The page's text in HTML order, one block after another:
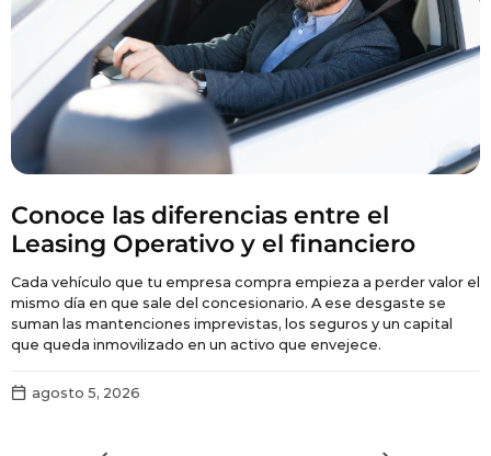
Conoce las diferencias entre el
Leasing Operativo y el financiero
Cada vehículo que tu empresa compra empieza a perder valor el
mismo día en que sale del concesionario. A ese desgaste se
suman las mantenciones imprevistas, los seguros y un capital
que queda inmovilizado en un activo que envejece.
agosto 5, 2026